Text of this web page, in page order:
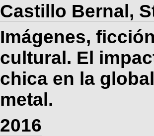
Castillo Bernal,
Imágenes,
cultural. El
chica en la
metal.
2016